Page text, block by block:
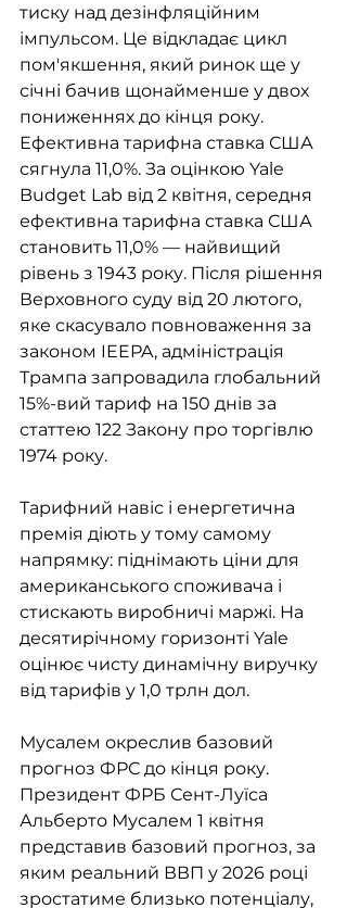
тиску над дезінфляційним
імпульсом. Це відкладає цикл
пом'якшення, який ринок ще у
січні бачив щонайменше у двох
пониженнях до кінця року.
Ефективна тарифна ставка США
сягнула 11,0%. За оцінкою Yale
Budget Lab від 2 квітня, середня
ефективна тарифна ставка США
становить 11,0% — найвищий
рівень з 1943 року. Після рішення
Верховного суду від 20 лютого,
яке скасувало повноваження за
законом IEEPA, адміністрація
Трампа запровадила глобальний
15%-вий тариф на 150 днів за
статтею 122 Закону про торгівлю
1974 року.
Тарифний навіс і енергетична
премія діють у тому самому
напрямку: піднімають ціни для
американського споживача і
стискають виробничі маржі. На
десятирічному горизонті Yale
оцінює чисту динамічну виручку
від тарифів у 1,0 трлн дол.
Мусалем окреслив базовий
прогноз ФРС до кінця року.
Президент ФРБ Сент-Луїса
Альберто Мусалем 1 квітня
представив базовий прогноз, за
яким реальний ВВП у 2026 році
зростатиме близько потенціалу,